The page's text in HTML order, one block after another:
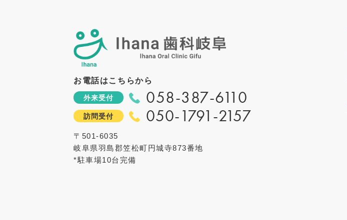
お電話はこちらから
外来受付 058-387-6110
訪問受付 050-1791-2157
〒501-6035
岐阜県羽島郡笠松町円城寺873番地
*駐車場10台完備